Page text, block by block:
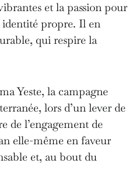
et la passion pour
propre. Il en
qui respire la
Yeste, la campagne
lors d’un lever de
de l’engagement de
elle-même en faveur
et, au bout du